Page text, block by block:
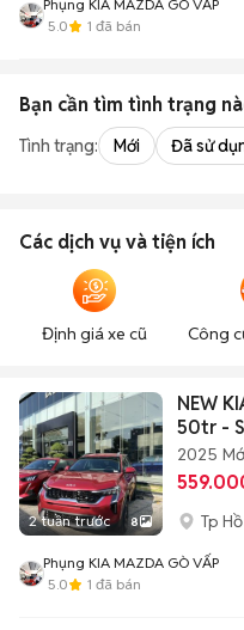
Phụng KIA MAZDA GÒ VẤP
5.0
1 đã bán
Bạn cần tìm tình trạng
Tình trạng: Mới Đã sử
Các dịch vụ và tiện ích
Định giá xe cũ Công
2 tuần trước 8
NEW
50tr -
2025
Tp
Phụng KIA MAZDA GÒ VẤP
5.0
1 đã bán